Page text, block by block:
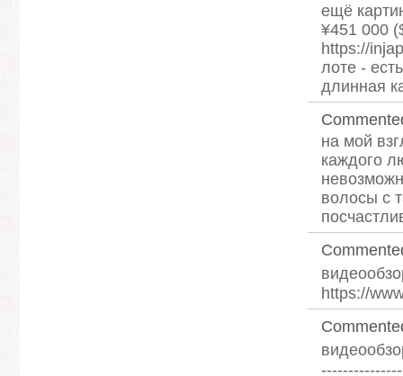
ещё
¥451 000
https://
лоте -
длинная
на мой
каждого
волосы с
https://